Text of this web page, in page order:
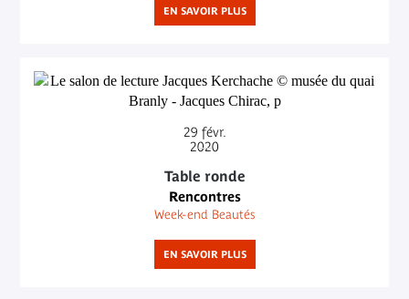
EN SAVOIR PLUS
29 févr.
2020
Table ronde
Rencontres
Week-end Beautés
EN SAVOIR PLUS